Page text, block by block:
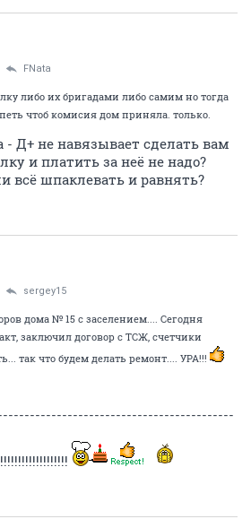
FNata
либо их бригадами либо самим но тогда
чтоб комисия дом приняла. только.
- Д+ не навязывает сделать вам
и платить за неё не надо?
шпаклевать и равнять?
sergey15
дома № 15 с заселением.... Сегодня
заключил договор с ТСЖ, счетчики
так что будем делать ремонт.... УРА!!!